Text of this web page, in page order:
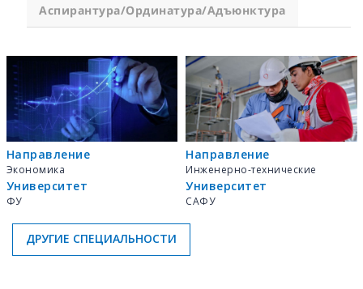
Аспирантура/Ординатура/Адъюнктура
Направление
Экономика
Университет
ФУ
Направление
Инженерно-технические
Университет
САФУ
ДРУГИЕ СПЕЦИАЛЬНОСТИ